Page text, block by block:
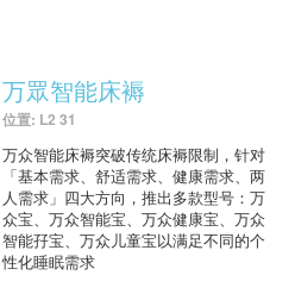
万眾智能床褥
位置: L2 31
万众智能床褥突破传统床褥限制，针对
「基本需求、舒适需求、健康需求、两
人需求」四大方向，推出多款型号：万
众宝、万众智能宝、万众健康宝、万众
智能孖宝、万众儿童宝以满足不同的个
性化睡眠需求